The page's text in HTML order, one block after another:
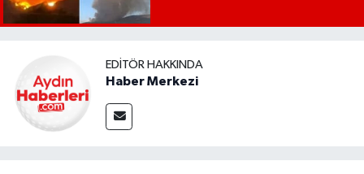
EDITÖR HAKKINDA
Haber Merkezi